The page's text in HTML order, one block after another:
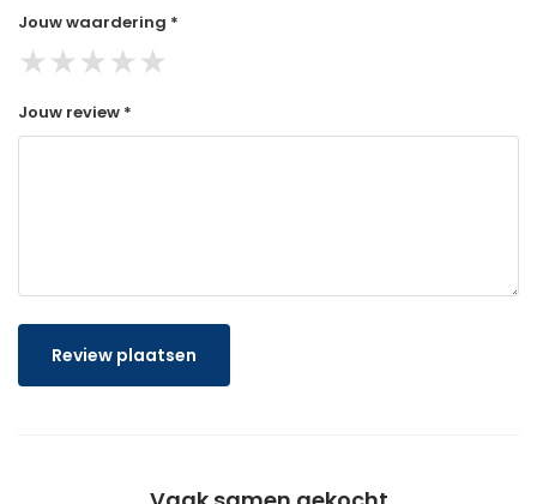
Jouw waardering *
★★★★★
Jouw review *
Review plaatsen